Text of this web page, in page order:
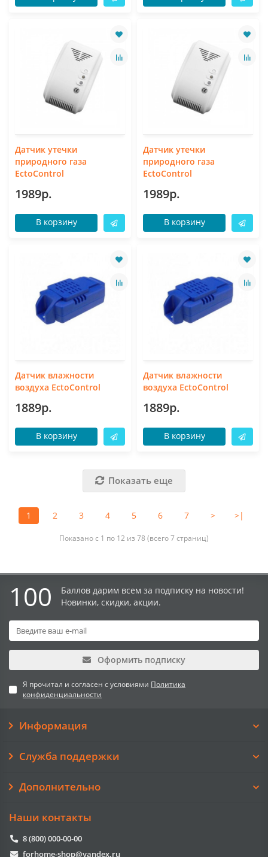
Датчик утечки
природного газа
EctoControl
1989р.
В корзину
Датчик утечки
природного газа
EctoControl
1989р.
В корзину
Датчик влажности
воздуха EctoControl
1889р.
В корзину
Датчик влажности
воздуха EctoControl
1889р.
В корзину
Показать еще
1 2 3 4 5 6 7 > >|
Показано с 1 по 12 из 78 (всего 7 страниц)
100
Баллов дарим всем за подписку на новости!
Новинки, скидки, акции.
Оформить подписку
Я прочитал и согласен с условиями Политика
конфиденциальности
Информация
Служба поддержки
Дополнительно
Наши контакты
8 (800) 000-00-00
forhome-shop@yandex.ru